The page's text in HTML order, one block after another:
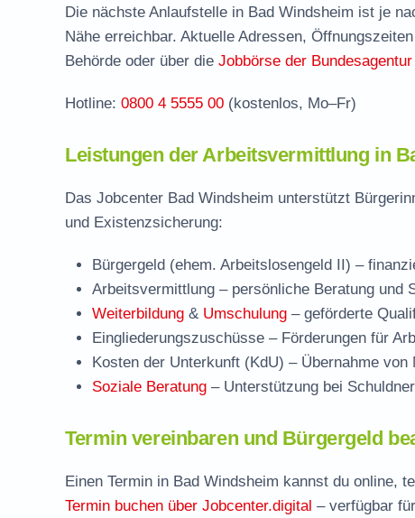
Termin vereinbaren und Bürgergeld
Jobcenter Neustadt an der Aisch-Bad
Stellenangebote und Jobbörse in Bad
Häufige Fragen rund ums Jobcenter
Die nächste Anlaufstelle in Bad Windsheim ist je
Nähe erreichbar. Aktuelle Adressen,
Behörde oder über die Jobbörse der
Hotline: 0800 4 5555 00 (kostenlos, Mo–Fr)
Leistungen der Arbeitsvermittlung in
Das Jobcenter Bad Windsheim unterstützt
und Existenzsicherung:
Bürgergeld (ehem. Arbeitslosengeld II) –
Arbeitsvermittlung – persönliche Beratung und
Weiterbildung & Umschulung – geförderte
Eingliederungszuschüsse – Förderungen für
Kosten der Unterkunft (KdU) – Übernahme von
Soziale Beratung – Unterstützung bei
Termin vereinbaren und Bürgergeld
Einen Termin in Bad Windsheim kannst du online,
Termin buchen über Jobcenter.digital – verfügbar